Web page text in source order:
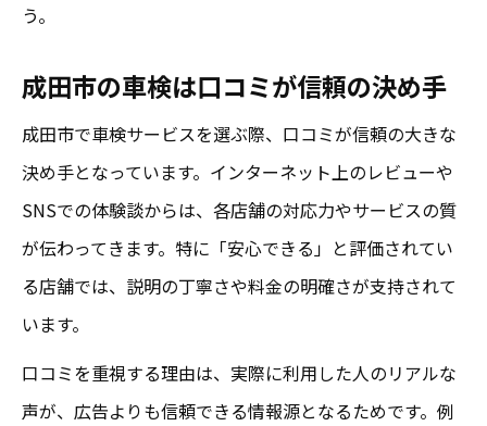
う。
成田市の車検は口コミが信頼の決め手
成田市で車検サービスを選ぶ際、口コミが信頼の大きな
決め手となっています。インターネット上のレビューや
SNSでの体験談からは、各店舗の対応力やサービスの質
が伝わってきます。特に「安心できる」と評価されてい
る店舗では、説明の丁寧さや料金の明確さが支持されて
います。
口コミを重視する理由は、実際に利用した人のリアルな
声が、広告よりも信頼できる情報源となるためです。例